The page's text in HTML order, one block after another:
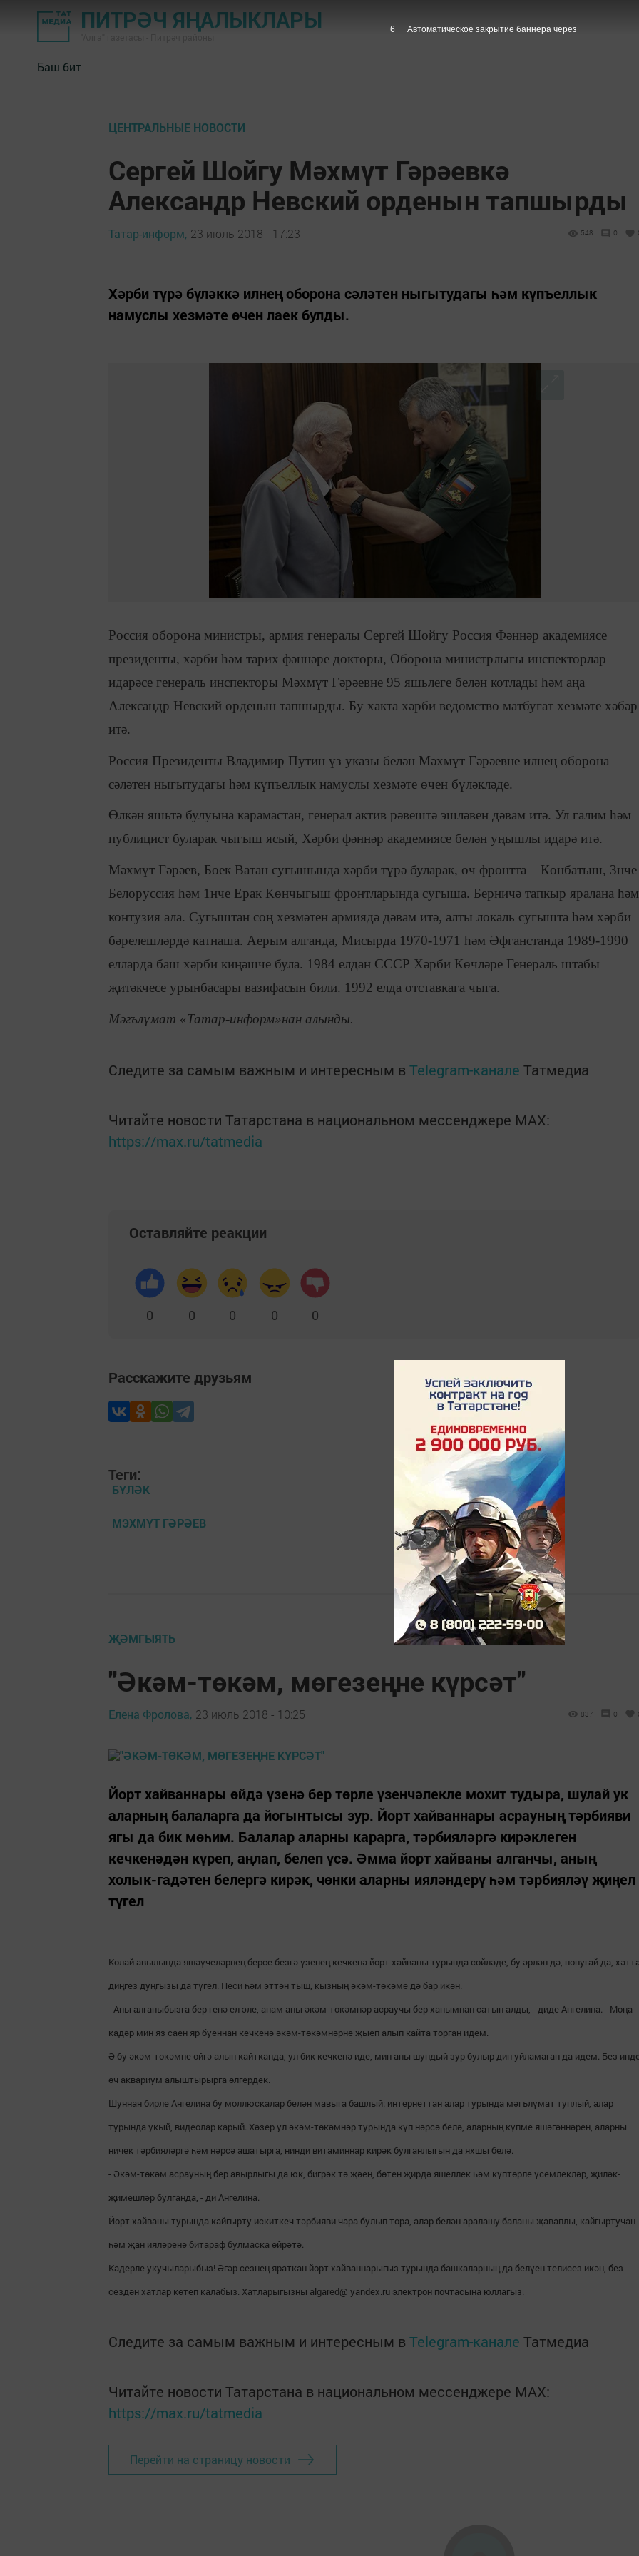
ПИТРӘЧ ЯҢАЛЫКЛАРЫ
Баш бит
ЦЕНТРАЛЬНЫЕ НОВОСТИ
Сергей Шойгу Мәхмүт Гәрәевкә
Александр Невский орденын тапшырды
Татар-информ, 23 июль 2018 - 17:23 548 0
Хәрби түрә бүләккә илнең оборона сәләтен ныгытудагы һәм күпъеллык
намуслы хезмәте өчен лаек булды.
Россия оборона министры, армия генералы Сергей Шойгу Россия Фәннәр академиясе
президенты, хәрби һәм тарих фәннәре докторы, Оборона министрлыгы инспекторлар
идарәсе генераль инспекторы Мәхмүт Гәрәевне 95 яшьлеге белән котлады һәм аңа
Александр Невский орденын тапшырды. Бу хакта хәрби ведомство матбугат хезмәте хәбәр
итә.
Россия Президенты Владимир Путин үз указы белән Мәхмүт Гәрәевне илнең оборона
сәләтен ныгытудагы һәм күпъеллык намуслы хезмәте өчен бүләкләде.
Өлкән яшьтә булуына карамастан, генерал актив рәвештә эшләвен дәвам итә. Ул галим һәм
публицист буларак чыгыш ясый, Хәрби фәннәр академиясе белән уңышлы идарә итә.
Мәхмүт Гәрәев, Бөек Ватан сугышында хәрби түрә буларак, өч фронтта – Көнбатыш, 3нче
Белоруссия һәм 1нче Ерак Көнчыгыш фронтларында сугыша. Берничә тапкыр яралана һәм
контузия ала. Сугыштан соң хезмәтен армиядә дәвам итә, алты локаль сугышта һәм хәрби
бәрелешләрдә катнаша. Аерым алганда, Мисырда 1970-1971 һәм Әфганстанда 1989-1990
елларда баш хәрби киңәшче була. 1984 елдан СССР Хәрби Көчләре Генераль штабы
җитәкчесе урынбасары вазифасын били. 1992 елда отставкага чыга.
Мәгълүмат «Татар-информ»нан алынды.
Следите за самым важным и интересным в Telegram-канале Татмедиа
Читайте новости Татарстана в национальном мессенджере MАХ:
https://max.ru/tatmedia
Оставляйте реакции
0 0 0 0 0
Расскажите друзьям
Теги:
БҮЛӘК
МЭХМҮТ ГӘРӘЕВ
ҖӘМГЫЯТЬ
"Әкәм-төкәм, мөгезеңне күрсәт"
Елена Фролова, 23 июль 2018 - 10:25 837 0
Йорт хайваннары өйдә үзенә бер төрле үзенчәлекле мохит тудыра, шулай ук
аларның балаларга да йогынтысы зур. Йорт хайваннары асрауның тәрбияви
ягы да бик мөһим. Балалар аларны карарга, тәрбияләргә кирәклеген
кечкенәдән күреп, аңлап, белеп үсә. Әмма йорт хайваны алганчы, аның
холык-гадәтен белергә кирәк, чөнки аларны ияләндерү һәм тәрбияләү җиңел
түгел
Колай авылында яшәүчеләрнең берсе безгә үзенең кечкенә йорт хайваны турында сөйләде, бу әрлән дә, попугай да,
диңгез дуңгызы да түгел. Песи һәм эттән тыш, кызның әкәм-төкәме дә бар икән.
- Аны алганыбызга бер генә ел эле, апам аны әкәм-төкәмнәр асраучы бер ханымнан сатып алды, - диде Ангелина. - Моңа
кадәр мин яз саен яр буеннан кечкенә әкәм-төкәмнәрне җыеп алып кайта торган идем.
Ә бу әкәм-төкәмне өйгә алып кайтканда, ул бик кечкенә иде, мин аны шундый зур булыр дип уйламаган да идем. Без
өч аквариум алыштырырга өлгердек.
Шуннан бирле Ангелина бу моллюскалар белән мавыга башлый: интернеттан алар турында мәгълүмат туплый, алар
турында укый, видеолар карый. Хәзер ул әкәм-төкәмнәр турында күп нәрсә белә, аларның күпме яшәгәннәрен, аларны
ничек тәрбияләргә һәм нәрсә ашатырга, нинди витаминнар кирәк булганлыгын да яхшы белә.
- Әкәм-төкәм асрауның бер авырлыгы да юк, бигрәк тә җәен, бөтен җирдә яшеллек һәм күптөрле үсемлекләр, җиләк-
җимешләр булганда, - ди Ангелина.
Йорт хайваны турында кайгырту искиткеч тәрбияви чара булып тора, алар белән аралашу баланы җаваплы, кайгыртучан
һәм җан ияләренә битараф булмаска өйрәтә.
Кадерле укучыларыбыз! Әгәр сезнең яраткан йорт хайваннарыгыз турында башкаларның да белүен телисез икән, без
сездән хатлар көтеп калабыз. Хатларыгызны algared@ yandex.ru электрон почтасына юллагыз.
Следите за самым важным и интересным в Telegram-канале Татмедиа
Читайте новости Татарстана в национальном мессенджере MАХ:
https://max.ru/tatmedia
Перейти на страницу новости
5 Автоматическое закрытие баннера через